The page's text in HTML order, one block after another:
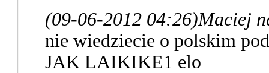
(09-06-2012 04:26)Maciej
nie wiedziecie o polskim
JAK LAIKIKE1 elo